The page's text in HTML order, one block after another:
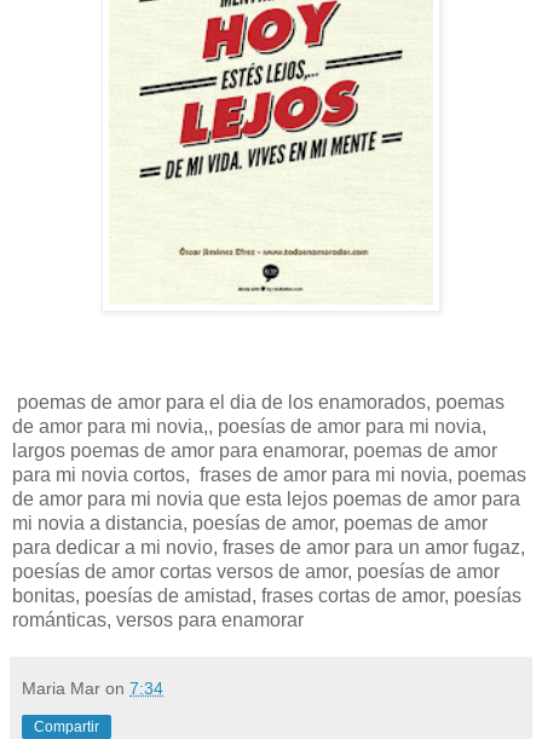
poemas de amor para el dia de los enamorados, poemas
de amor para mi novia,, poesías de amor para mi novia,
largos poemas de amor para enamorar, poemas de amor
para mi novia cortos, frases de amor para mi novia, poemas
de amor para mi novia que esta lejos poemas de amor para
mi novia a distancia, poesías de amor, poemas de amor
para dedicar a mi novio, frases de amor para un amor fugaz,
poesías de amor cortas versos de amor, poesías de amor
bonitas, poesías de amistad, frases cortas de amor, poesías
románticas, versos para enamorar
Maria Mar on 7:34
Compartir